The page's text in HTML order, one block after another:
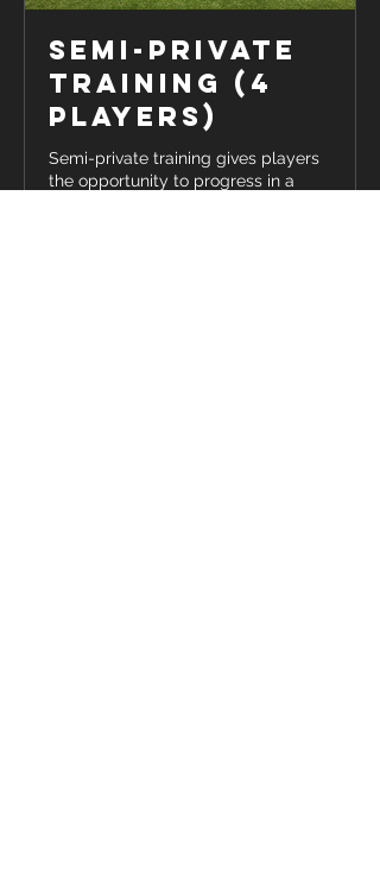
Semi-Private
Training (4
players)
Semi-private training gives players
the opportunity to progress in a